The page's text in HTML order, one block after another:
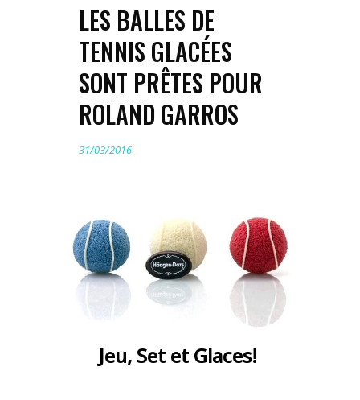
LES BALLES DE
TENNIS GLACÉES
SONT PRÊTES POUR
ROLAND GARROS
31/03/2016
Jeu, Set et Glaces!